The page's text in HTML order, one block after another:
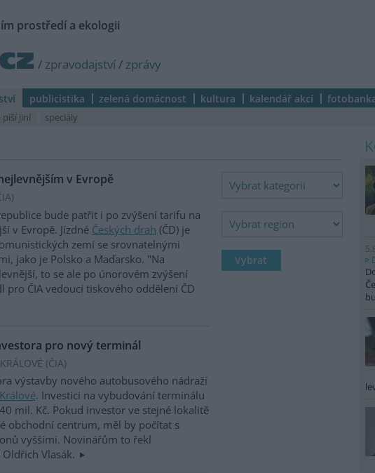
prostředí a ekologii
/ zpravodajství/ zprávy
publicistika zelená domácnost kultura kalendář akcí
píší jiní speciály
v Evropě
)
bude patřit i po zvýšení tarifu na
v Evropě. Jízdné Českých drah (ČD) je
zemí se srovnatelnými
jako je Polsko a Maďarsko. "Na
to se ale po únorovém zvýšení
pro ČIA vedoucí tiskového oddělení ČD
pro nový terminál
(ČIA)
výstavby nového autobusového nádraží
. Investici na vybudování terminálu
mil. Kč. Pokud investor ve stejné lokalitě
obchodní centrum, měl by počítat s
vyššími. Novinářům to řekl
Vlasák.